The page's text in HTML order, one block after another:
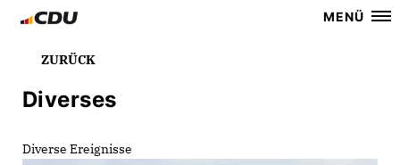
MENÜ
ZURÜCK
Diverses
Diverse Ereignisse